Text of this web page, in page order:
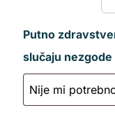
Putno
slučaju nezgode